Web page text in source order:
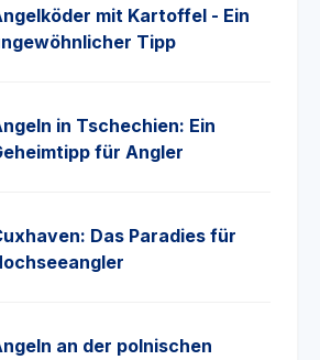
mit Kartoffel - Ein
Tipp
in Tschechien: Ein
für Angler
Das Paradies für
an der polnischen